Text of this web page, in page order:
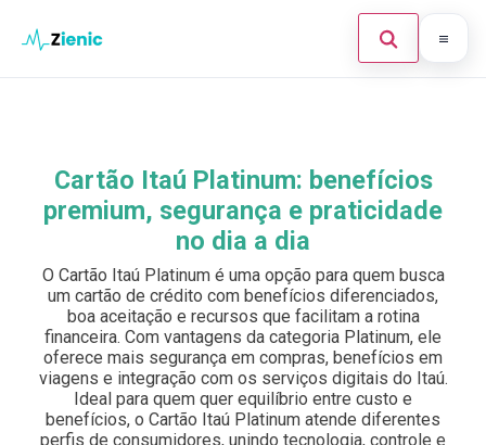
Abrir
Investimento
Legal
Buscar:
Pulsa Enter para buscar o ESC para cerrar.
Cartão Itaú Platinum: benefícios
premium, segurança e praticidade
no dia a dia
O Cartão Itaú Platinum é uma opção para quem busca
um cartão de crédito com benefícios diferenciados,
boa aceitação e recursos que facilitam a rotina
financeira. Com vantagens da categoria Platinum, ele
oferece mais segurança em compras, benefícios em
viagens e integração com os serviços digitais do Itaú.
Ideal para quem quer equilíbrio entre custo e
benefícios, o Cartão Itaú Platinum atende diferentes
perfis de consumidores, unindo tecnologia, controle e